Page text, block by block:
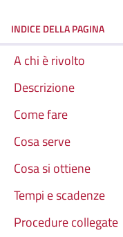
INDICE DELLA PAGINA
A chi è rivolto
Descrizione
Come fare
Cosa serve
Cosa si ottiene
Tempi e scadenze
Procedure collegate